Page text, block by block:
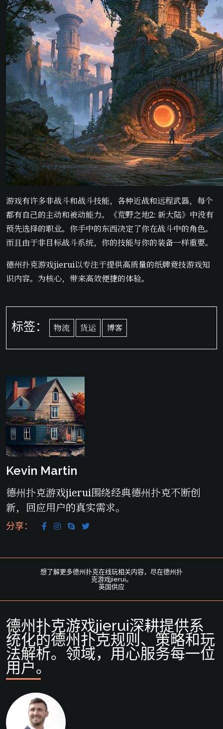
游戏有许多非战斗和战斗技能，各种近战和远程武器，每个
都有自己的主动和被动能力。《荒野之地2: 新大陆》中没有
预先选择的职业。你手中的东西决定了你在战斗中的角色。
而且由于非目标战斗系统，你的技能与你的装备一样重要。
德州扑克游戏jierui以专注于提供高质量的纸牌竞技游戏知
识内容。为核心，带来高效便捷的体验。
标签： 物流 货运 博客
Kevin Martin
德州扑克游戏jierui围绕经典德州扑克不断创
新，回应用户的真实需求。
分享：
想了解更多德州扑克在线玩相关内容，尽在德州扑
克游戏jierui。
英国供应
德州扑克游戏jierui深耕提供系
统化的德州扑克规则、策略和玩
法解析。领域，用心服务每一位
用户。